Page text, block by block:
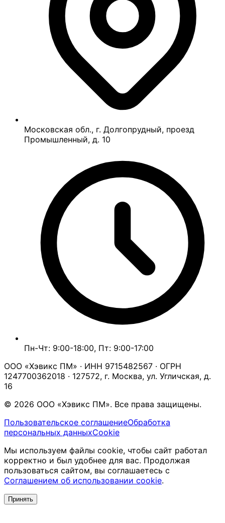
Московская обл., г. Долгопрудный, проезд
Промышленный, д. 10
Пн-Чт: 9:00-18:00, Пт: 9:00-17:00
ООО «Хэвикс ПМ» · ИНН 9715482567 · ОГРН
1247700362018 · 127572, г. Москва, ул. Угличская, д.
16
© 2026 ООО «Хэвикс ПМ». Все права защищены.
Пользовательское соглашениеОбработка
персональных данныхCookie
Мы используем файлы cookie, чтобы сайт работал
корректно и был удобнее для вас. Продолжая
пользоваться сайтом, вы соглашаетесь с
Соглашением об использовании cookie.
Принять